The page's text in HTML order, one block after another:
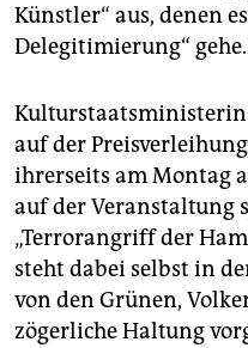
Künstler“ aus, denen
Delegitimierung“ gehe.
Kulturstaatsministerin
auf der
ihrerseits am Montag
auf der Veranstaltung
„Terrorangriff der
steht dabei selbst in
von den Grünen,
zögerliche Haltung